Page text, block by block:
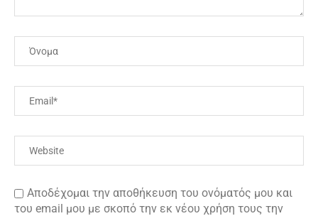
Αποδέχομαι την αποθήκευση του ονόματός μου και
του email μου με σκοπό την εκ νέου χρήση τους την